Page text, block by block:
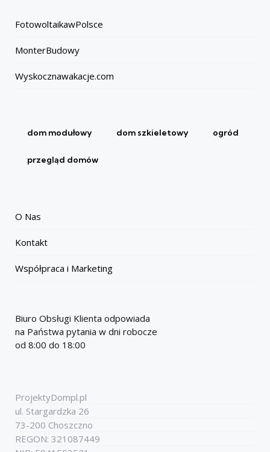
FotowoltaikawPolsce
MonterBudowy
Wyskocznawakacje.com
dom modułowy dom szkieletowy ogród
przegląd domów
O Nas
Kontakt
Współpraca i Marketing
Biuro Obsługi Klienta odpowiada
na Państwa pytania w dni robocze
od 8:00 do 18:00
ProjektyDompl.pl
ul. Stargardzka 26
73-200 Choszczno
REGON: 321087449